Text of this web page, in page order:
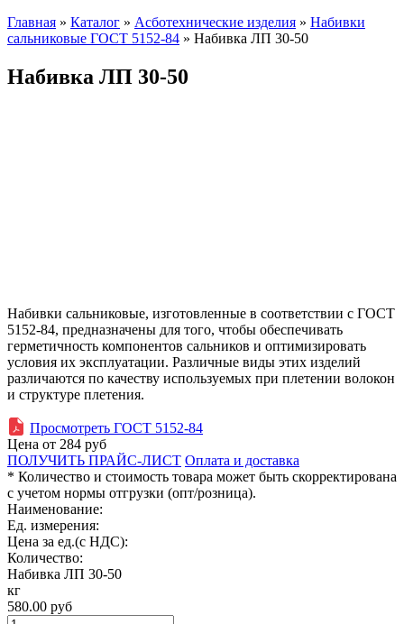
Главная » Каталог » Асботехнические изделия » Набивки
сальниковые ГОСТ 5152-84 » Набивка ЛП 30-50
Набивка ЛП 30-50
Набивки сальниковые, изготовленные в соответствии с ГОСТ
5152-84, предназначены для того, чтобы обеспечивать
герметичность компонентов сальников и оптимизировать
условия их эксплуатации. Различные виды этих изделий
различаются по качеству используемых при плетении волокон
и структуре плетения.
Просмотреть ГОСТ 5152-84
Цена от 284 руб
ПОЛУЧИТЬ ПРАЙС-ЛИСТ Оплата и доставка
* Количество и стоимость товара может быть скорректирована
с учетом нормы отгрузки (опт/розница).
Наименование:
Ед. измерения:
Цена за ед.(с НДС):
Количество:
Набивка ЛП 30-50
кг
580.00 руб